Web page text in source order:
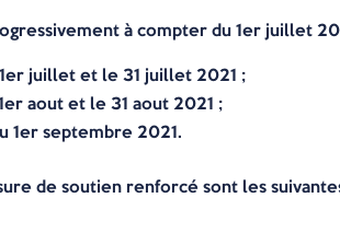
à compter du 1er juillet
juillet et le 31 juillet 2021 ;
aout et le 31 aout 2021 ;
1er septembre 2021.
de soutien renforcé sont les